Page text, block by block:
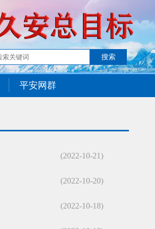
平安网群
(2022-10-21)
(2022-10-20)
(2022-10-18)